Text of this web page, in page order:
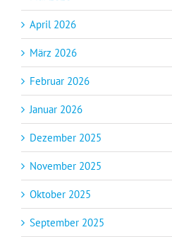
April 2026
März 2026
Februar 2026
Januar 2026
Dezember 2025
November 2025
Oktober 2025
September 2025